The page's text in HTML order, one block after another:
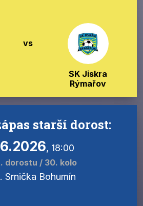
vs
SK Jiskra
Rýmařov
starší dorost:
, 18:00
dorostu / 30. kolo
Srnička Bohumín